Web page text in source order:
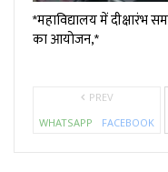
*महाविद्यालय में दीक्षारंभ
का आयोजन,*
PREV
WHATSAPP
FACEBOOK